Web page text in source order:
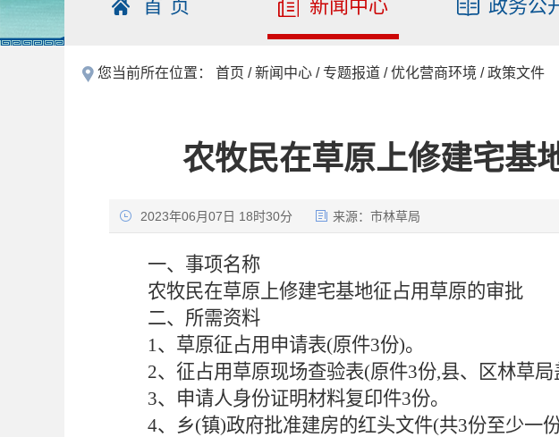
首页 新闻中心 政务公
您当前所在位置： 首页 /新闻中心 / 专题报道 /优化营商环境 /政策文件
农牧民在草原上修建宅基
2023年06月07日 18时30分 来源： 市林草局
一、 事项名称
农牧民在草原上修建宅基地征占用草原的审批
二、 所需资料
1、草原征占用申请表(原件3份)。
2、征占用草原现场查验表(原件3份,县、区林草局
3、申请人身份证明材料复印件3份。
4、乡(镇)政府批准建房的红头文件(共3份至少一份